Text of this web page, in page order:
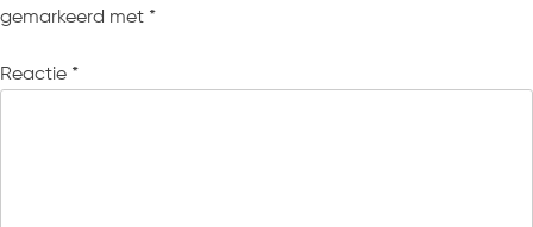
gemarkeerd met *
Reactie *